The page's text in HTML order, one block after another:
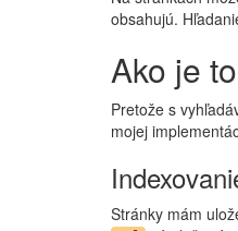
obsahujú.
Ako je
Pretože s
mojej
Stránky mám